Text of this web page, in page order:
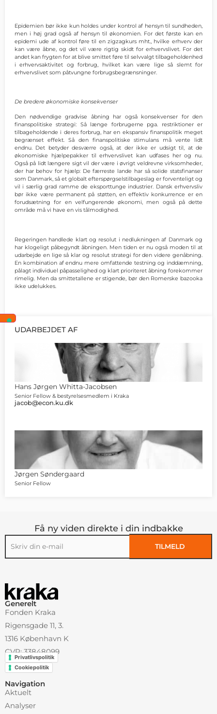
Epidemien bør ikke kun holdes under kontrol af hensyn til sundheden,
men i høj grad også af hensyn til økonomien. For det første kan en
epidemi ude af kontrol føre til en zigzagkurs mht., hvilke erhverv der
kan være åbne, og det vil være rigtig skidt for erhvervslivet. For det
andet kan frygten for at blive smittet føre til selvvalgt tilbageholdenhed
i erhvervsaktivitet og forbrug, hvilket kan være lige så slemt for
erhvervslivet som påtvungne forbrugsbegrænsninger.
De bredere økonomiske konsekvenser
Den nødvendige gradvise åbning har også konsekvenser for den
finanspolitiske strategi: Så længe forbrugerne pga. restriktioner er
tilbageholdende i deres forbrug, har en ekspansiv finanspolitik meget
begrænset effekt. Så den finanspolitiske stimulans må vente lidt
endnu. Det betyder desværre også, at der ikke er udsigt til, at de
økonomiske hjælpepakker til erhvervslivet kan udfases her og nu.
Også på lidt længere sigt vil der være i øvrigt veldrevne virksomheder,
der har behov for hjælp: De færreste lande har så solide statsfinanser
som Danmark, så et globalt efterspørgselstilbageslag er forventeligt og
vil i særlig grad ramme de eksporttunge industrier. Dansk erhvervsliv
bør ikke være permanent på støtten, en effektiv konkurrence er en
forudsætning for en velfungerende økonomi, men også på dette
område må vi have en vis tålmodighed.
Regeringen handlede klart og resolut i nedlukningen af Danmark og
har klogeligt påbegyndt åbningen. Men tiden er nu også moden til at
udarbejde en lige så klar og resolut strategi for den videre genåbning.
En kombination af endnu mere omfattende testning og inddæmning,
pålagt individuel påpasselighed og klart prioriteret åbning forekommer
rimelig. Men da smittetallene er stigende, bør den Romerske bazooka
ikke udelukkes.
UDARBEJDET AF
Hans Jørgen Whitta-Jacobsen
Senior Fellow & bestyrelsesmedlem i Kraka
jacob@econ.ku.dk
Jørgen Søndergaard
Senior Fellow
Få ny viden direkte i din indbakke
TILMELD
Generelt
Fonden Kraka
Rigensgade 11, 3.
1316 København K
CVR: 33848099
Privatlivspolitik
Cookiepolitik
Navigation
Aktuelt
Analyser